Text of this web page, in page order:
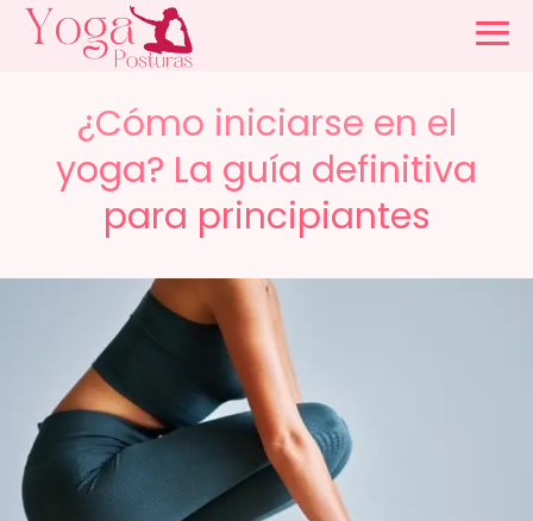
¿Cómo iniciarse en el
yoga? La guía definitiva
para principiantes